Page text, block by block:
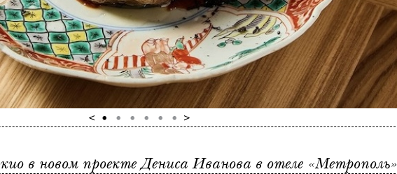
в новом проекте Дениса Иванова в отеле «Метрополь»